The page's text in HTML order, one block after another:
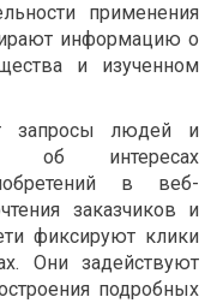
применения
информацию о
и изученном
запросы людей и
об интересах
в веб-
заказчиков и
фиксируют клики
Они задействуют
подробных